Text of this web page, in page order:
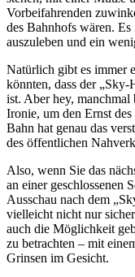
Vorbeifahrenden
des Bahnhofs wären.
auszuleben und ein
Natürlich gibt es immer
könnten, dass der
ist. Aber hey, manchmal
Ironie, um den Ernst
Bahn hat genau das
des öffentlichen
Also, wenn Sie das
an einer geschlossenen
Ausschau nach dem
vielleicht nicht nur
auch die Möglichkeit
zu betrachten – mit
Grinsen im Gesicht.